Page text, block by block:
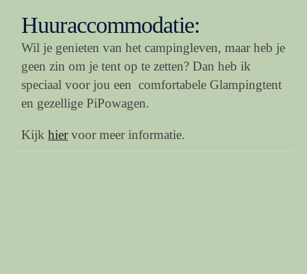
Huuraccommodatie:
Wil je genieten van het campingleven, maar heb je
geen zin om je tent op te zetten? Dan heb ik
speciaal voor jou een comfortabele Glampingtent
en gezellige PiPowagen.
Kijkhiervoor meer informatie.